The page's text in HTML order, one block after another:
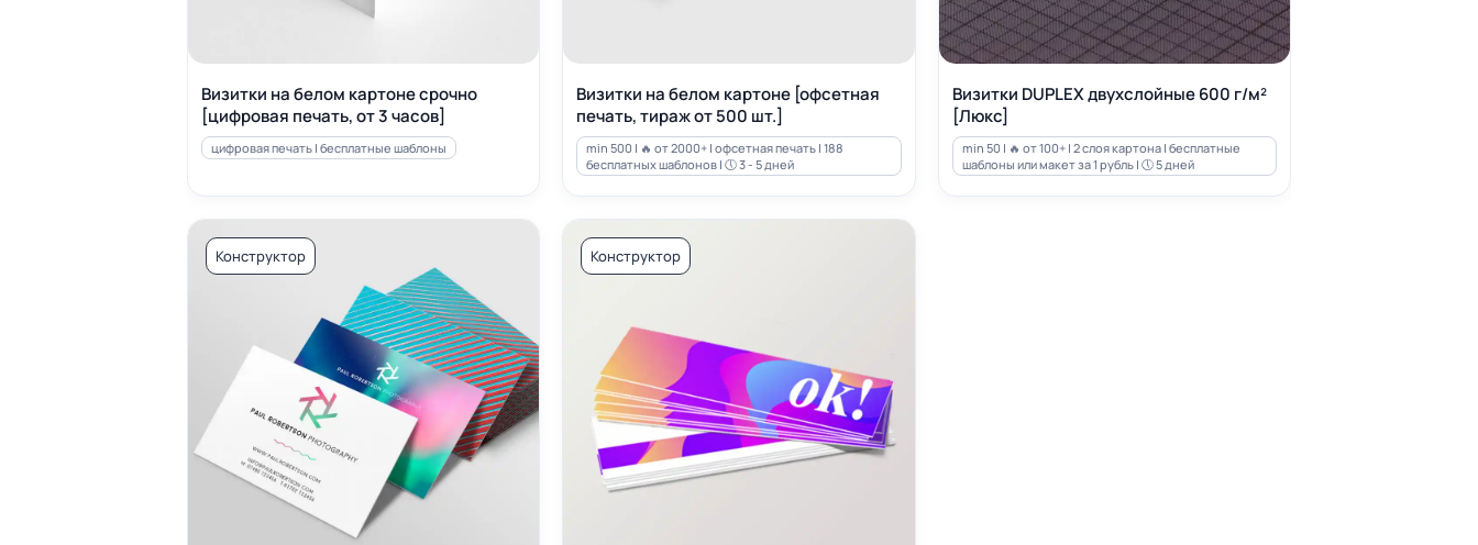
Визитки на белом картоне срочно
[цифровая печать, от 3 часов]
цифровая печать | бесплатные шаблоны
Визитки на белом картоне [офсетная
печать, тираж от 500 шт.]
min 500 | 🔥 от 2000+ | офсетная печать | 188
бесплатных шаблонов | 🕔 3 - 5 дней
Визитки DUPLEX двухслойные 600 г/м²
[Люкс]
min 50 | 🔥 от 100+ | 2 слоя картона | бесплатные
шаблоны или макет за 1 рубль | 🕔 5 дней
Конструктор Конструктор